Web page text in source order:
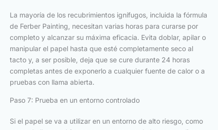
La mayoría de los recubrimientos ignífugos, incluida la fórmula
de Ferber Painting, necesitan varias horas para curarse por
completo y alcanzar su máxima eficacia. Evita doblar, apilar o
manipular el papel hasta que esté completamente seco al
tacto y, a ser posible, deja que se cure durante 24 horas
completas antes de exponerlo a cualquier fuente de calor o a
pruebas con llama abierta.
Paso 7: Prueba en un entorno controlado
Si el papel se va a utilizar en un entorno de alto riesgo, como